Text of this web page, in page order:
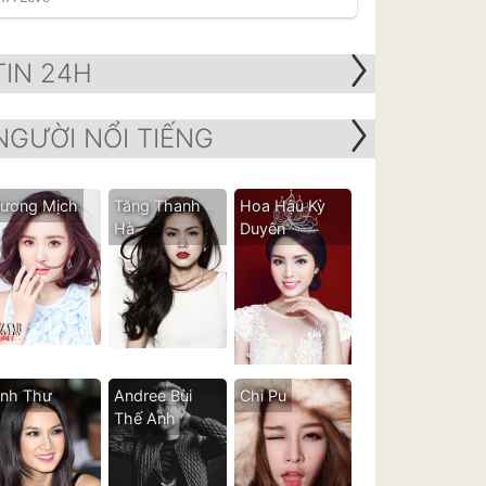
24H
NỔI TIẾNG
Mịch
Tăng Thanh
Hà
Hoa Hậu Kỳ
Duyên
Thư
Andree Bùi
Thế Anh
Chi Pu